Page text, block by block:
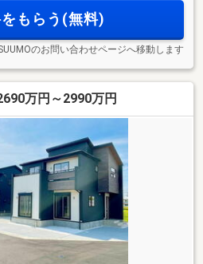
もらう(無料)
のお問い合わせページへ移動します
万円～2990万円